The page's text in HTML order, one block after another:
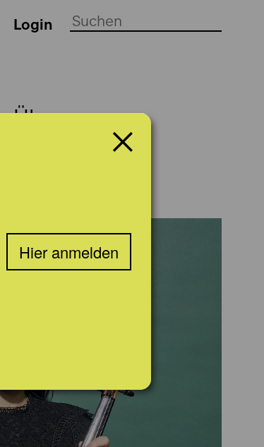
Login
Über uns
Hier anmelden